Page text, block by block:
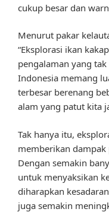
cukup besar dan
Menurut pakar
“Eksplorasi ikan
pengalaman yang
Indonesia memang
terbesar berenang
alam yang patut kita
Tak hanya itu,
memberikan
Dengan semakin
untuk menyaksikan
diharapkan
juga semakin